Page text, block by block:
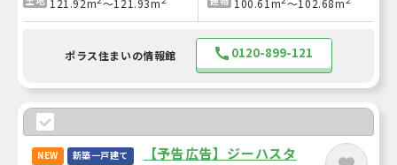
121.92m ～121.93m 100.61m ～102.68m
ポラス住まいの情報館 0120-899-121
NEW 新築一戸建て
【予告広告】ジーハスタ